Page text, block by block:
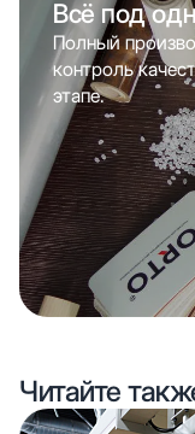
Всё под
Полный
контроль
этапе.
Читайте